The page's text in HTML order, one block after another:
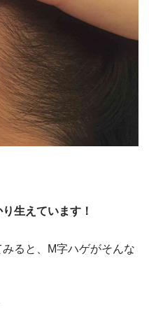
生えています！
ると、M字ハゲがそんな